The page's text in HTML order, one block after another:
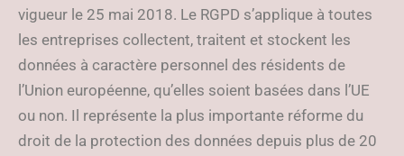
vigueur le 25 mai 2018. Le RGPD s’applique à toutes
les entreprises collectent, traitent et stockent les
données à caractère personnel des résidents de
l’Union européenne, qu’elles soient basées dans l’UE
ou non. Il représente la plus importante réforme du
droit de la protection des données depuis plus de 20